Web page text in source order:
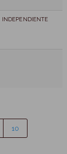
INDEPENDIENTE
10